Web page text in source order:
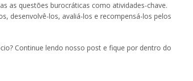
as questões burocráticas como atividades-chave.
desenvolvê-los, avaliá-los e recompensá-los pelos
Continue lendo nosso post e fique por dentro do